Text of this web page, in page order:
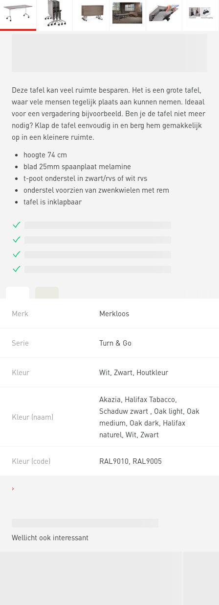
Deze tafel kan veel ruimte besparen. Het is een grote tafel,
waar vele mensen tegelijk plaats aan kunnen nemen. Ideaal
voor een vergadering bijvoorbeeld. Ben je de tafel niet meer
nodig? Klap de tafel eenvoudig in en berg hem gemakkelijk
op in een kleinere ruimte.
hoogte 74 cm
blad 25mm spaanplaat melamine
t-poot onderstel in zwart/rvs of wit rvs
onderstel voorzien van zwenkwielen met rem
tafel is inklapbaar
Merk Merkloos
Serie Turn & Go
Kleur Wit, Zwart, Houtkleur
Kleur (naam)
Akazia, Halifax Tabacco,
Schaduw zwart , Oak light, Oak
medium, Oak dark, Halifax
naturel, Wit, Zwart
Kleur (code) RAL9010, RAL9005
Wellicht ook interessant